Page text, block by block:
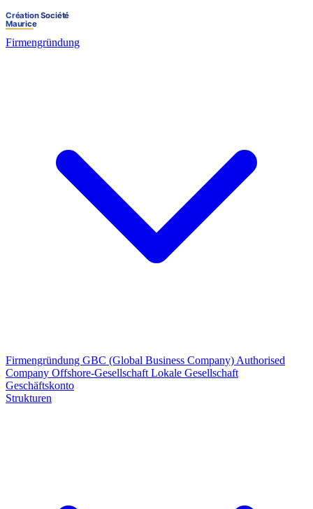
Firmengründung
Firmengründung GBC (Global Business Company) Authorised
Company Offshore-Gesellschaft Lokale Gesellschaft
Geschäftskonto
Strukturen